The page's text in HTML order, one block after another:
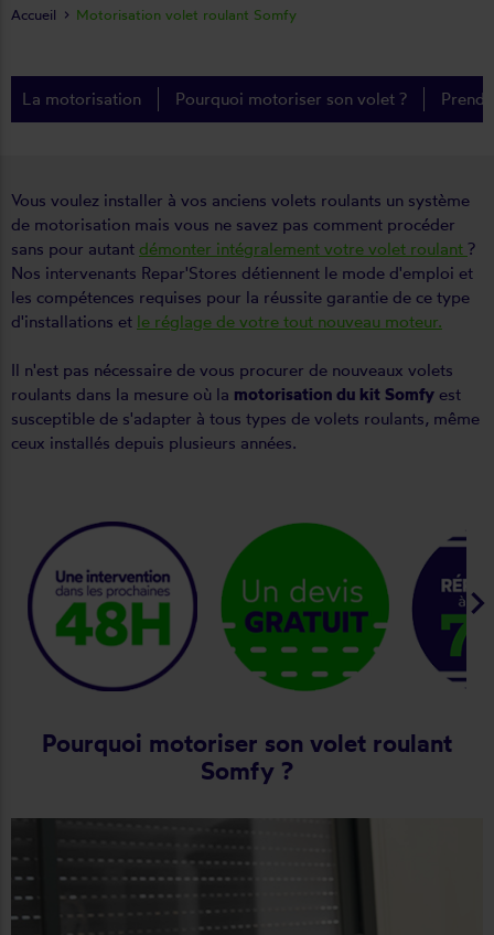
La motorisation Pourquoi motoriser son volet ?
Vous voulez installer à vos anciens volets roulants un système
de motorisation mais vous ne savez pas comment procéder
sans pour autant démonter intégralement votre volet roulant ?
Nos intervenants Repar'Stores détiennent le mode d'emploi et
les compétences requises pour la réussite garantie de ce type
d'installations et le réglage de votre tout nouveau moteur.
Il n'est pas nécessaire de vous procurer de nouveaux volets
roulants dans la mesure où la motorisation du kit Somfy est
susceptible de s'adapter à tous types de volets roulants, même
ceux installés depuis plusieurs années.
Pourquoi motoriser son volet roulant
Somfy ?
Accueil Motorisation volet roulant Somfy